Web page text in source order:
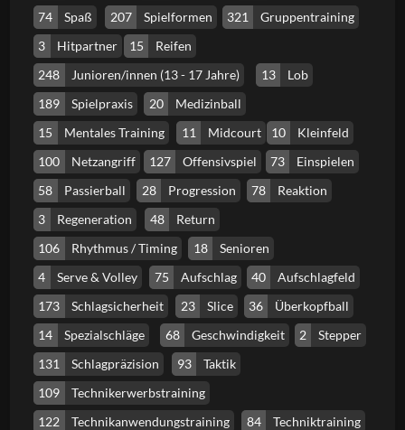
74
Spaß 207 Spielformen 321
Gruppentraining
3
Hitpartner 15
Reifen
248
Junioren/innen (13 - 17 Jahre) 13
Lob
189
Spielpraxis 20
Medizinball
15
Mentales Training 11 Midcourt 10
Kleinfeld
100
Netzangriff 127 Offensivspiel 73
Einspielen
58
Passierball 28 Progression 78
Reaktion
3
Regeneration 48
Return
106
Rhythmus / Timing 18
Senioren
4
Serve & Volley 75 Aufschlag 40
Aufschlagfeld
173
Schlagsicherheit 23 Slice 36
Überkopfball
14
Spezialschläge 68 Geschwindigkeit 2
Stepper
131
Schlagpräzision 93
Taktik
109
Technikerwerbstraining
122
Technikanwendungstraining 84
Techniktraining